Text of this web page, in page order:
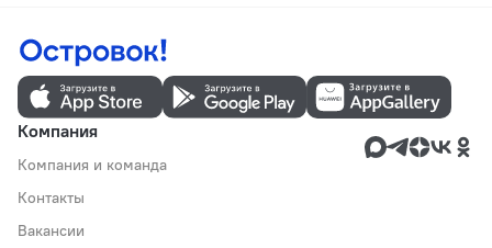
Компания
Компания и команда
Контакты
Вакансии